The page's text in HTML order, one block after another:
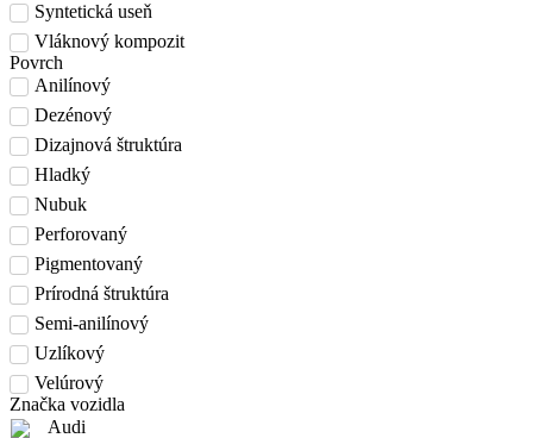
Syntetická useň
Vláknový kompozit
Povrch
Anilínový
Dezénový
Dizajnová štruktúra
Hladký
Nubuk
Perforovaný
Pigmentovaný
Prírodná štruktúra
Semi-anilínový
Uzlíkový
Velúrový
Značka vozidla
Audi